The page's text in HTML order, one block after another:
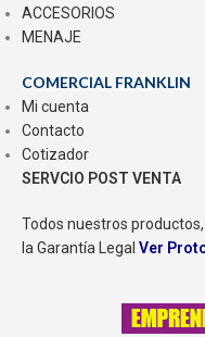
ACCESORIOS
MENAJE
COMERCIAL FRANKLIN
Mi cuenta
Contacto
Cotizador
SERVCIO POST VENTA
Todos nuestros
la Garantía Legal Ver